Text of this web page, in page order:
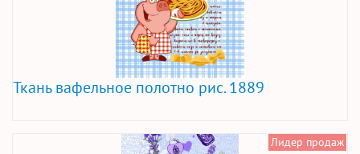
Ткань вафельное полотно рис. 1889
Лидер продаж